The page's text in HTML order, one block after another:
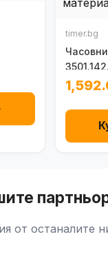
timer.bg
от останалите